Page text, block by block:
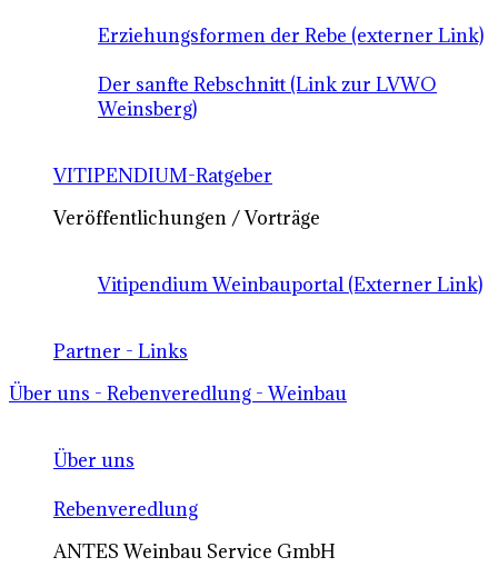
Erziehungsformen der Rebe (externer Link)
Der sanfte Rebschnitt (Link zur LVWO
Weinsberg)
VITIPENDIUM-Ratgeber
Veröffentlichungen / Vorträge
Vitipendium Weinbauportal (Externer Link)
Partner - Links
Über uns - Rebenveredlung - Weinbau
Über uns
Rebenveredlung
ANTES Weinbau Service GmbH